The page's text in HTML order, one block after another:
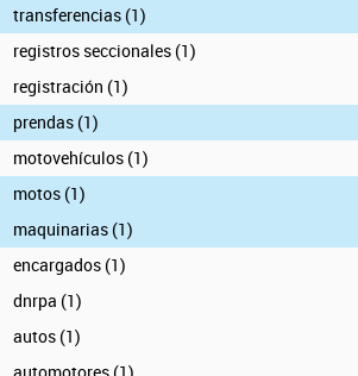
transferencias (1)
registros seccionales (1)
registración (1)
prendas (1)
motovehículos (1)
motos (1)
maquinarias (1)
encargados (1)
dnrpa (1)
autos (1)